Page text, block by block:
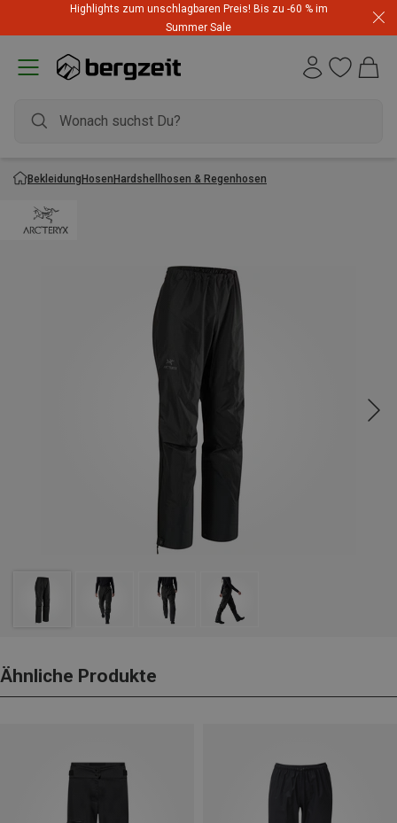
Highlights zum unschlagbaren Preis! Bis zu -60 % im
Summer Sale
BekleidungHosenHardshellhosen & Regenhosen
Ähnliche Produkte